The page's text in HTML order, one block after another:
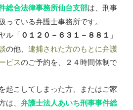
総合法律事務所仙台支部は、刑事
ている弁護士事務所です。
ル「０１２０－６３１－８８１ 」
の他、逮捕された方のもとに弁護
ビスのご予約を、２４時間体制で
起こしてしまった方、またはご家
は、弁護士法人あいち刑事事件総